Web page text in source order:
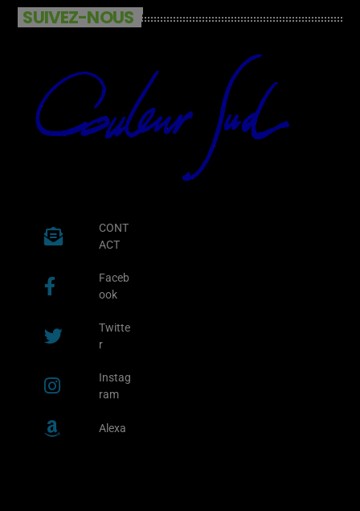
SUIVEZ-NOUS
CONT
ACT
Faceb
ook
Twitte
r
Instag
ram
Alexa